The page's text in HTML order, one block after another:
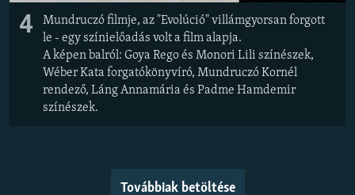
4
Mundruczó filmje, az "Evolúció" villámgyorsan forgott
le - egy színielőadás volt a film alapja.
A képen balról: Goya Rego és Monori Lili színészek,
Wéber Kata forgatókönyvíró, Mundruczó Kornél
rendező, Láng Annamária és Padme Hamdemir
színészek.
Továbbiak betöltése